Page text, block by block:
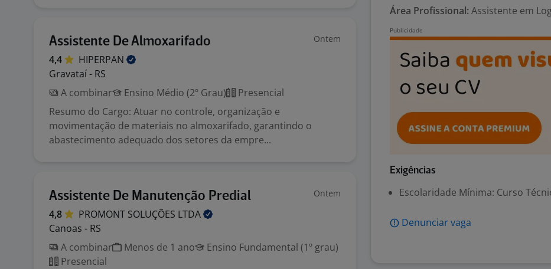
Assistente De Almoxarifado Ontem
4,4
HIPERPAN
Gravataí - RS
A combinar
Ensino Médio (2º Grau)
Presencial
Resumo do Cargo: Atuar no controle, organização e
movimentação de materiais no almoxarifado, garantindo o
abastecimento adequado dos setores da empre...
Assistente De Manutenção Predial Ontem
4,8 PROMONT SOLUÇÕES LTDA
Canoas - RS
A combinar
Menos de 1 ano
Ensino Fundamental (1º grau)
Presencial
Área Profissional: Assistente em
Exigências
Escolaridade Mínima: Curso
Denunciar vaga